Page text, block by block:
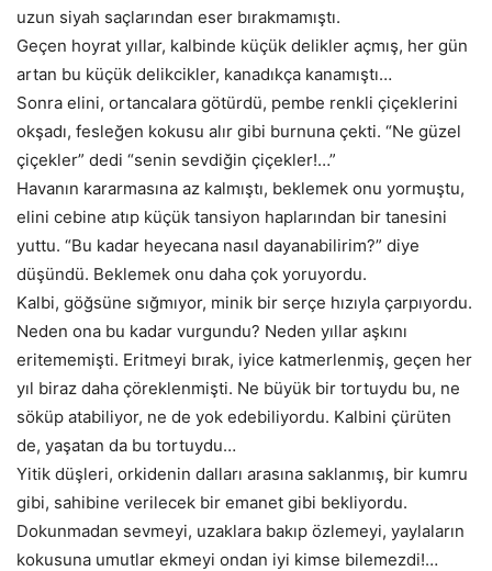
uzun siyah saçlarından eser bırakmamıştı.
Geçen hoyrat yıllar, kalbinde küçük delikler açmış, her gün
artan bu küçük delikcikler, kanadıkça kanamıştı…
Sonra elini, ortancalara götürdü, pembe renkli çiçeklerini
okşadı, fesleğen kokusu alır gibi burnuna çekti. “Ne güzel
çiçekler” dedi “senin sevdiğin çiçekler!…”
Havanın kararmasına az kalmıştı, beklemek onu yormuştu,
elini cebine atıp küçük tansiyon haplarından bir tanesini
yuttu. “Bu kadar heyecana nasıl dayanabilirim?” diye
düşündü. Beklemek onu daha çok yoruyordu.
Kalbi, göğsüne sığmıyor, minik bir serçe hızıyla çarpıyordu.
Neden ona bu kadar vurgundu? Neden yıllar aşkını
eritememişti. Eritmeyi bırak, iyice katmerlenmiş, geçen her
yıl biraz daha çöreklenmişti. Ne büyük bir tortuydu bu, ne
söküp atabiliyor, ne de yok edebiliyordu. Kalbini çürüten
de, yaşatan da bu tortuydu…
Yitik düşleri, orkidenin dalları arasına saklanmış, bir kumru
gibi, sahibine verilecek bir emanet gibi bekliyordu.
Dokunmadan sevmeyi, uzaklara bakıp özlemeyi, yaylaların
kokusuna umutlar ekmeyi ondan iyi kimse bilemezdi!…